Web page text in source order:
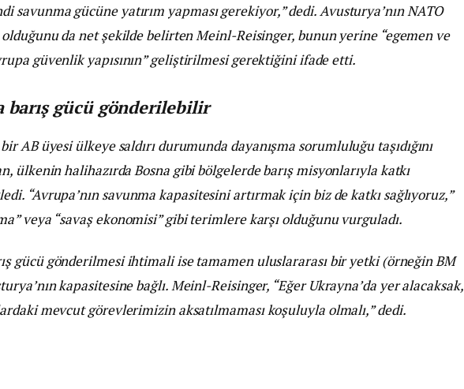
savunma gücüne yatırım yapması gerekiyor,” dedi. Avusturya’nın NATO
da net şekilde belirten Meinl-Reisinger, bunun yerine “egemen ve
güvenlik yapısının” geliştirilmesi gerektiğini ifade etti.
barış gücü gönderilebilir
AB üyesi ülkeye saldırı durumunda dayanışma sorumluluğu taşıdığını
ülkenin halihazırda Bosna gibi bölgelerde barış misyonlarıyla katkı
“Avrupa’nın savunma kapasitesini artırmak için biz de katkı sağlıyoruz,”
veya “savaş ekonomisi” gibi terimlere karşı olduğunu vurguladı.
gücü gönderilmesi ihtimali ise tamamen uluslararası bir yetki (örneğin BM
kapasitesine bağlı. Meinl-Reisinger, “Eğer Ukrayna’da yer alacaksak,
mevcut görevlerimizin aksatılmaması koşuluyla olmalı,” dedi.